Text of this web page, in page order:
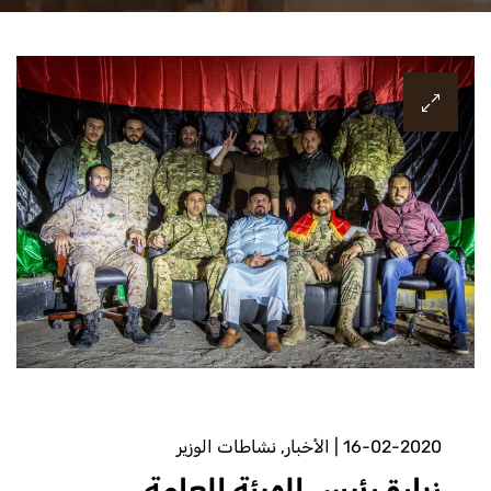
16-02-2020 الأخبار, نشاطات الوزير